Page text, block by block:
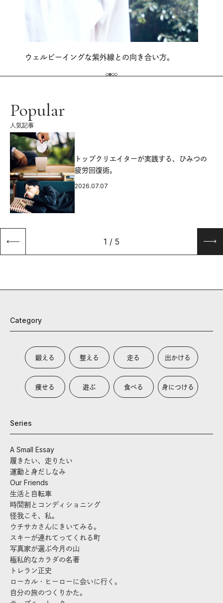
ウェルビーイングな紫外線との向き合い方。
Popular
人気記事
トップクリエイターが実践する、ひみつの
疲労回復術。
2026.07.07
1 / 5
Category
鍛える 整える 走る 出かける
痩せる 遊ぶ 食べる 身につける
Series
A Small Essay
履きたい、走りたい
運動と身だしなみ
Our Friends
生活と自転車
時間割とコンディショニング
怪我こそ、私。
ウチサカさんにきいてみる。
スキーが連れてってくれる町
写真家が選ぶ今月の山
極私的なカラダの名著
トレラン正史
ローカル・ヒーローに会いに行く。
自分の旅のつくりかた。